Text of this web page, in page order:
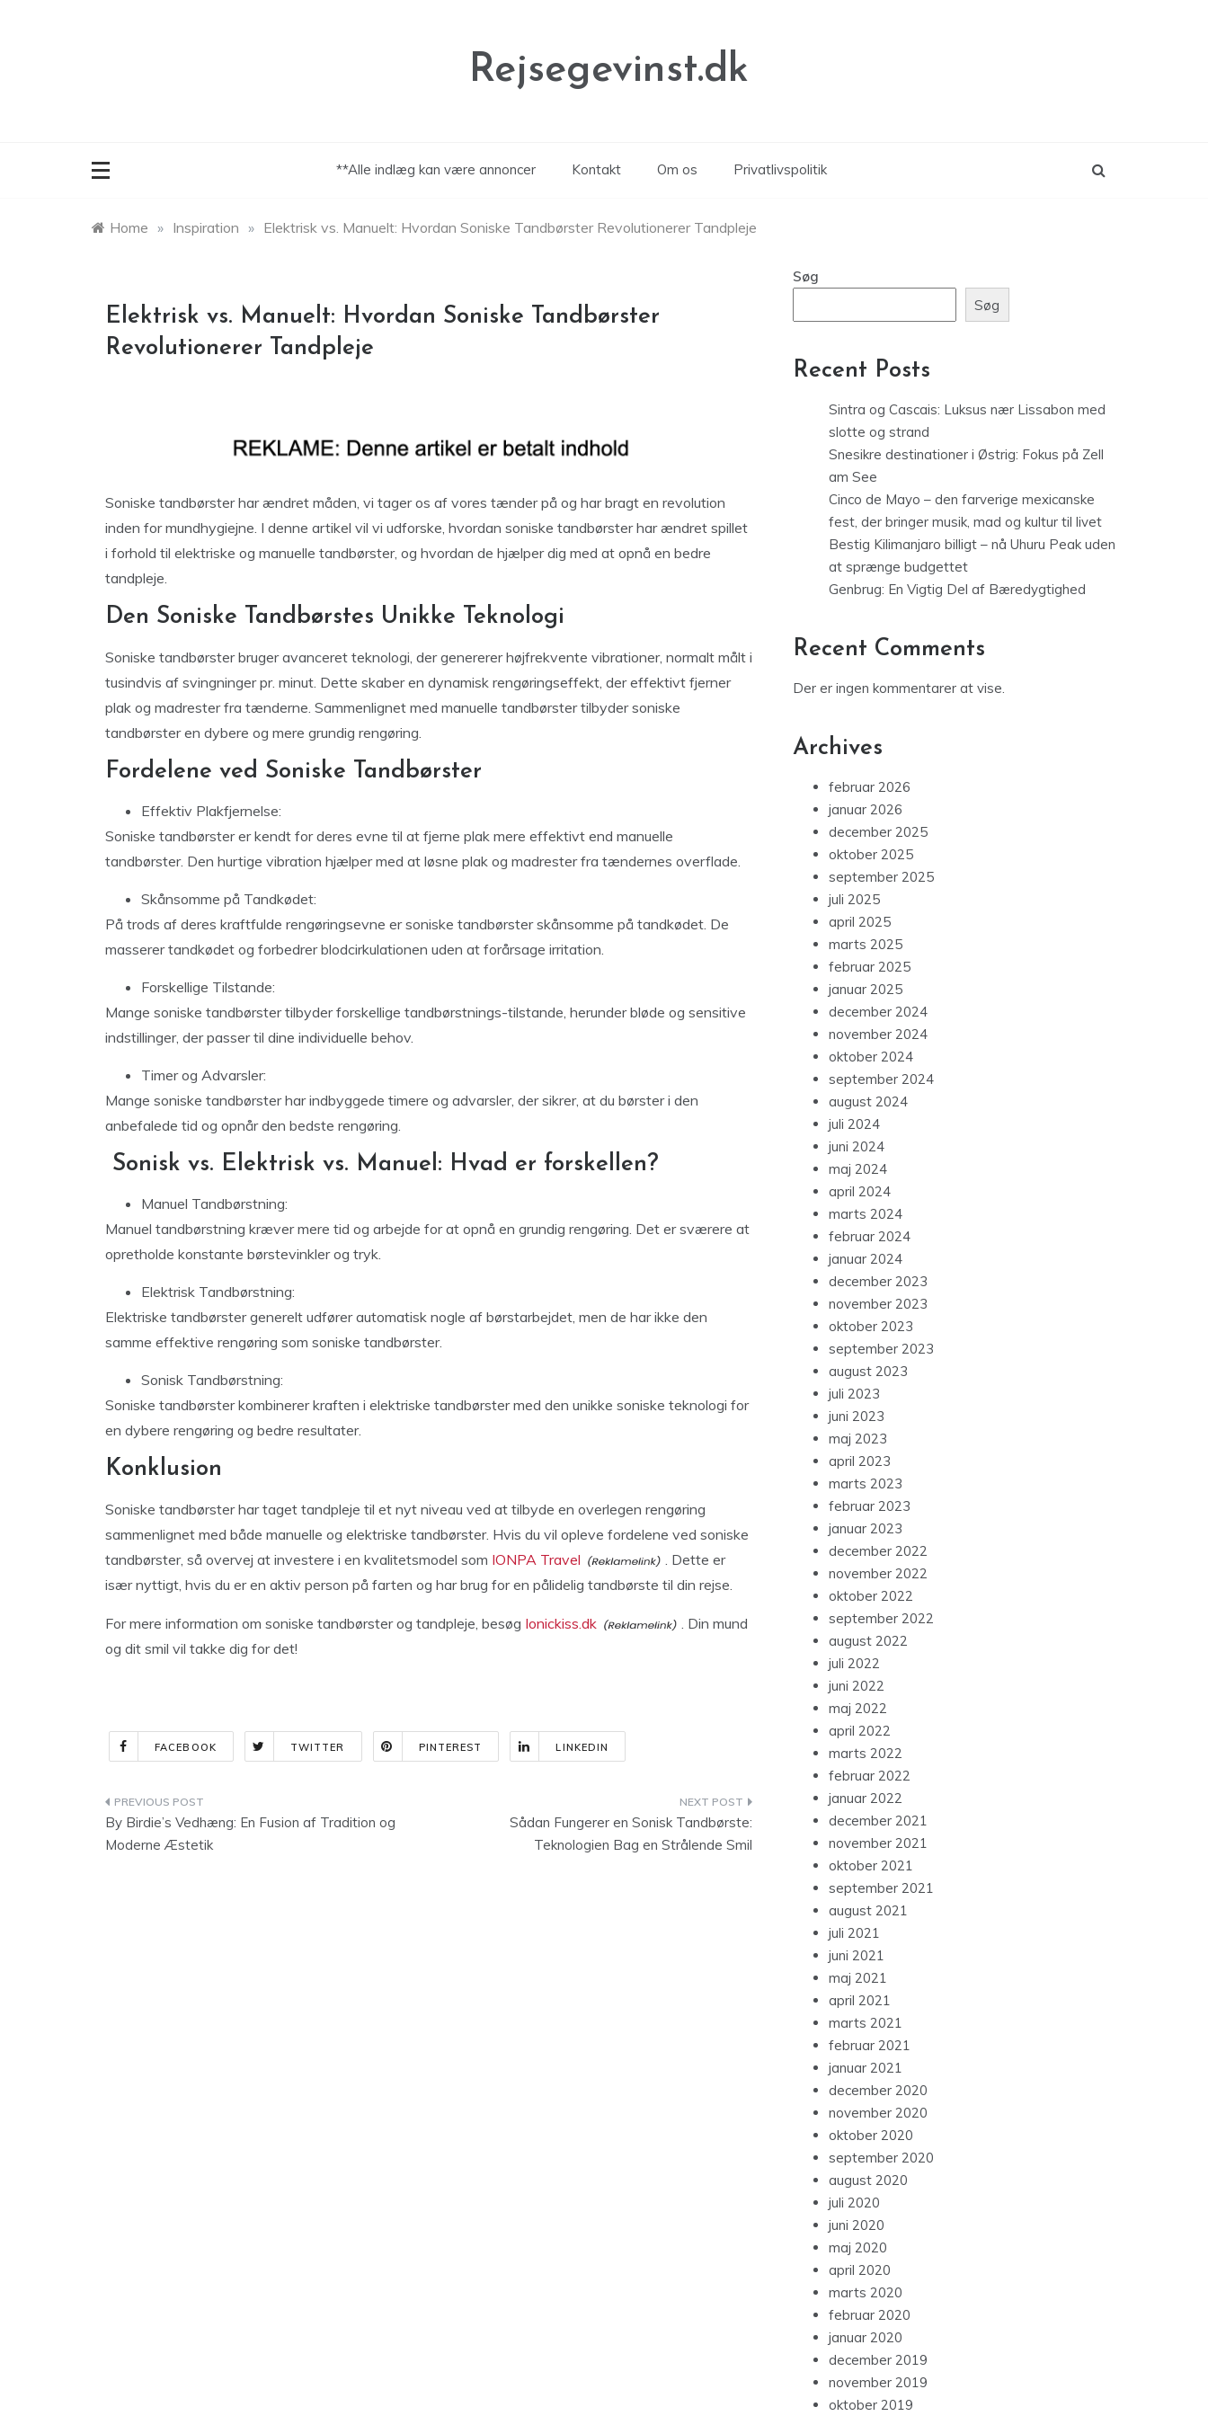
Rejsegevinst.dk
**Alle indlæg kan være annoncer Kontakt Om os Privatlivspolitik
Home » Inspiration » Elektrisk vs. Manuelt: Hvordan Soniske Tandbørster Revolutionerer Tandpleje
Elektrisk vs. Manuelt: Hvordan Soniske Tandbørster
Revolutionerer Tandpleje
Soniske tandbørster har ændret måden, vi tager os af vores tænder på og har bragt en revolution
inden for mundhygiejne. I denne artikel vil vi udforske, hvordan soniske tandbørster har ændret spillet
i forhold til elektriske og manuelle tandbørster, og hvordan de hjælper dig med at opnå en bedre
tandpleje.
Den Soniske Tandbørstes Unikke Teknologi
Soniske tandbørster bruger avanceret teknologi, der genererer højfrekvente vibrationer, normalt målt i
tusindvis af svingninger pr. minut. Dette skaber en dynamisk rengøringseffekt, der effektivt fjerner
plak og madrester fra tænderne. Sammenlignet med manuelle tandbørster tilbyder soniske
tandbørster en dybere og mere grundig rengøring.
Fordelene ved Soniske Tandbørster
Effektiv Plakfjernelse:
Soniske tandbørster er kendt for deres evne til at fjerne plak mere effektivt end manuelle
tandbørster. Den hurtige vibration hjælper med at løsne plak og madrester fra tændernes overflade.
Skånsomme på Tandkødet:
På trods af deres kraftfulde rengøringsevne er soniske tandbørster skånsomme på tandkødet. De
masserer tandkødet og forbedrer blodcirkulationen uden at forårsage irritation.
Forskellige Tilstande:
Mange soniske tandbørster tilbyder forskellige tandbørstnings-tilstande, herunder bløde og sensitive
indstillinger, der passer til dine individuelle behov.
Timer og Advarsler:
Mange soniske tandbørster har indbyggede timere og advarsler, der sikrer, at du børster i den
anbefalede tid og opnår den bedste rengøring.
Sonisk vs. Elektrisk vs. Manuel: Hvad er forskellen?
Manuel Tandbørstning:
Manuel tandbørstning kræver mere tid og arbejde for at opnå en grundig rengøring. Det er sværere at
opretholde konstante børstevinkler og tryk.
Elektrisk Tandbørstning:
Elektriske tandbørster generelt udfører automatisk nogle af børstarbejdet, men de har ikke den
samme effektive rengøring som soniske tandbørster.
Sonisk Tandbørstning:
Soniske tandbørster kombinerer kraften i elektriske tandbørster med den unikke soniske teknologi for
en dybere rengøring og bedre resultater.
Konklusion
Soniske tandbørster har taget tandpleje til et nyt niveau ved at tilbyde en overlegen rengøring
sammenlignet med både manuelle og elektriske tandbørster. Hvis du vil opleve fordelene ved soniske
tandbørster, så overvej at investere i en kvalitetsmodel som IONPA Travel
. Dette er
især nyttigt, hvis du er en aktiv person på farten og har brug for en pålidelig tandbørste til din rejse.
For mere information om soniske tandbørster og tandpleje, besøg Ionickiss.dk
. Din mund
og dit smil vil takke dig for det!
FACEBOOK TWITTER PINTEREST LINKEDIN
Indlægsnavigation
By Birdie’s Vedhæng: En Fusion af Tradition og
Moderne Æstetik
Sådan Fungerer en Sonisk Tandbørste:
Teknologien Bag en Strålende Smil
Søg
Søg
Recent Posts
Sintra og Cascais: Luksus nær Lissabon med
slotte og strand
Snesikre destinationer i Østrig: Fokus på Zell
am See
Cinco de Mayo – den farverige mexicanske
fest, der bringer musik, mad og kultur til livet
Bestig Kilimanjaro billigt – nå Uhuru Peak uden
at sprænge budgettet
Genbrug: En Vigtig Del af Bæredygtighed
Recent Comments
Der er ingen kommentarer at vise.
Archives
februar 2026
januar 2026
december 2025
oktober 2025
september 2025
juli 2025
april 2025
marts 2025
februar 2025
januar 2025
december 2024
november 2024
oktober 2024
september 2024
august 2024
juli 2024
juni 2024
maj 2024
april 2024
marts 2024
februar 2024
januar 2024
december 2023
november 2023
oktober 2023
september 2023
august 2023
juli 2023
juni 2023
maj 2023
april 2023
marts 2023
februar 2023
januar 2023
december 2022
november 2022
oktober 2022
september 2022
august 2022
juli 2022
juni 2022
maj 2022
april 2022
marts 2022
februar 2022
januar 2022
december 2021
november 2021
oktober 2021
september 2021
august 2021
juli 2021
juni 2021
maj 2021
april 2021
marts 2021
februar 2021
januar 2021
december 2020
november 2020
oktober 2020
september 2020
august 2020
juli 2020
juni 2020
maj 2020
april 2020
marts 2020
februar 2020
januar 2020
december 2019
november 2019
oktober 2019